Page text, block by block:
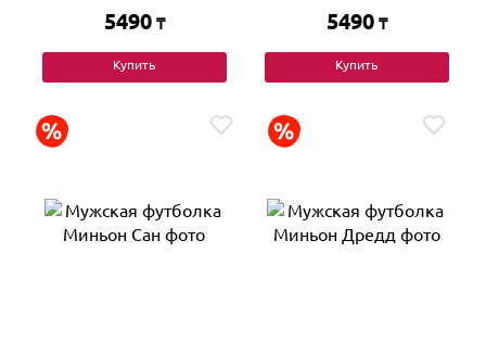
5490 ₸
Купить
5490 ₸
Купить